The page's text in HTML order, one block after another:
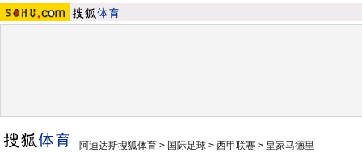
阿迪达斯搜狐体育 > 国际足球 > 西甲联赛 > 皇家马德里